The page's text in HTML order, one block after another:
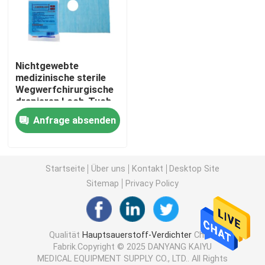
Reisesauerstoffverdichter
hoher Flusssauerstoffverdichter
Tragbare Zerstäuber-Maschinen
Hauptsauerstoff-Sättigungs-Monitor
Haushalts-Digital-Thermometer
Haushalts-Blutdruck-Monitor
Nichtgewebte
medizinische sterile
Wegwerfchirurgische
drapieren Loch-Tuch-
Blatt-Gesicht
Anfrage absenden
Startseite Über uns Kontakt
Desktop Site
Sitemap
Privacy Policy
Qualität Hauptsauerstoff-Verdichter China
Fabrik.Copyright © 2025 DANYANG KAIYU
MEDICAL EQUIPMENT SUPPLY CO., LTD.. All Rights